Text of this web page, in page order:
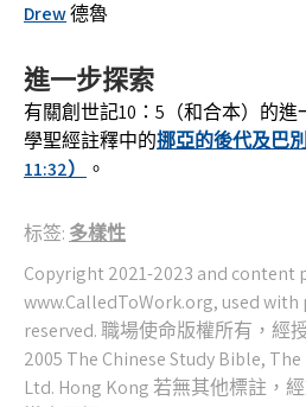
Drew德魯
進一步探索
有關創世記10：5（和合本）的
學聖經註釋中的挪亞的後代及巴
11:32）
。
标签: 多樣性